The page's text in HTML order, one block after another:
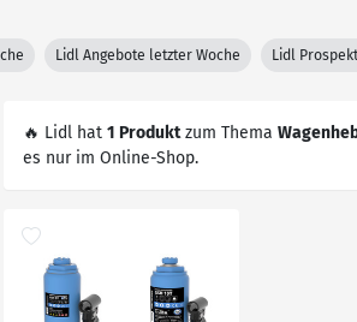
Lidl Angebote letzter Woche Lidl
🔥 Lidl hat 1 Produktzum Thema
es nur im Online-Shop.